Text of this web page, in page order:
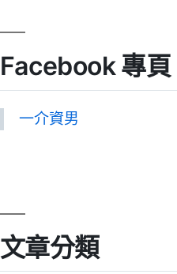
Facebook 專頁
一介資男
文章分類